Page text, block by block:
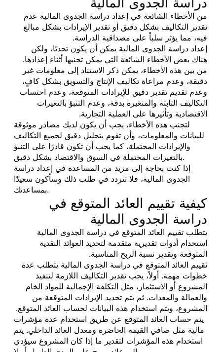
من الأخطاء الشائعة في إعداد دراسة الجدوى المالية عدم
تقدير التكاليف بشكل دقيق أو تقدير الإيرادات بشكل مبالغ
فيه، مما يؤثر سلباً على مصداقية الدراسة.
إعداد دراسة الجدوى المالية يمكن أن يكون تحديًا، ولكن
هناك بعض الأخطاء الشائعة التي يمكن تجنبها أثناء إعدادها.
من بين هذه الأخطاء، يمكن ذكر الاستناد إلى معلومات غير
دقيقة، وعدم مراعاة تكاليف الإنتاج والتسويق بشكل كافٍ،
وعدم تقديم تقدير دقيق للإيرادات المتوقعة، وعدم احتساب
التكاليف الثابتة والمتغيرة بدقة، وعدم التنبؤ بالتغيرات
الاقتصادية وتأثيرها على العملية التجارية.
لتجنب هذه الأخطاء، يجب أن يكون لديك مصادر موثوقة
للبيانات والمعلومات، وأن تقوم بتحليل دقيق لجميع التكاليف
والإيرادات المحتملة، كما يجب أن تكون قادرًا على التنبؤ
بالتغيرات المحتملة في السوق والاقتصاد بشكل دقيق.
إذا كنت بحاجة إلى مزيد من المساعدة في إعداد دراسة
الجدوى المالية، فلا تتردد في طلب ذلك وسأكون سعيدًا
بمساعدتك.
كيفية تقييم العائد المتوقع في
دراسة الجدوى المالية
يتطلب تقييم العائد المتوقع في دراسة الجدوى المالية
استخدام أدوات تقديرية متقدمة لتحديد العوائد النقدية
المتوقعة وتقدير نسبة الربح المناسبة.
تقييم العائد المتوقع في دراسة الجدوى المالية يتطلب عدة
خطوات مهمة. أولاً، يجب تقدير التكاليف اللازمة لتنفيذ
المشروع أو الاستثمار، مثل التكلفة الإجمالية للمواد الخام
والعمالة والمعدات. ثم يتم تحديد الإيرادات المتوقعة من
المشروع، ويتم استخدام هذه البيانات لحساب العائد المتوقع.
يتم حساب العائد المتوقع عن طريق استخدام عدة مؤشرات
مالية مثل صافي القيمة الحاضرة ومعدل العائد الداخلي. يتم
استخدام هذه المؤشرات لتقدير ما إذا كان المشروع سيؤدي